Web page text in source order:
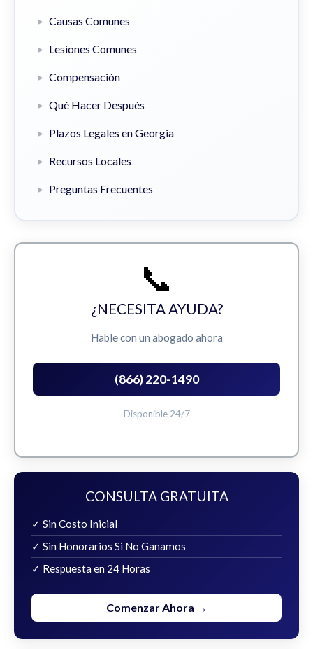
Causas Comunes
Lesiones Comunes
Compensación
Qué Hacer Después
Plazos Legales en Georgia
Recursos Locales
Preguntas Frecuentes
📞
¿NECESITA AYUDA?
Hable con un abogado ahora
(866) 220-1490
Disponible 24/7
CONSULTA GRATUITA
✓ Sin Costo Inicial
✓ Sin Honorarios Si No Ganamos
✓ Respuesta en 24 Horas
Comenzar Ahora →